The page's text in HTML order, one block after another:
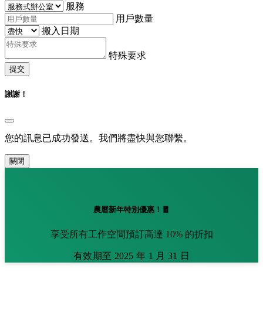
服務
用戶數量
搬入日期
特殊要求
提交
謝謝！
您的訊息已成功發送。我們將盡快與您聯繫。
關閉
農曆新年特別優惠！🧧
享受所有工作空間預訂高達 10% 的折扣
有效期至 2025 年 1 月 31 日